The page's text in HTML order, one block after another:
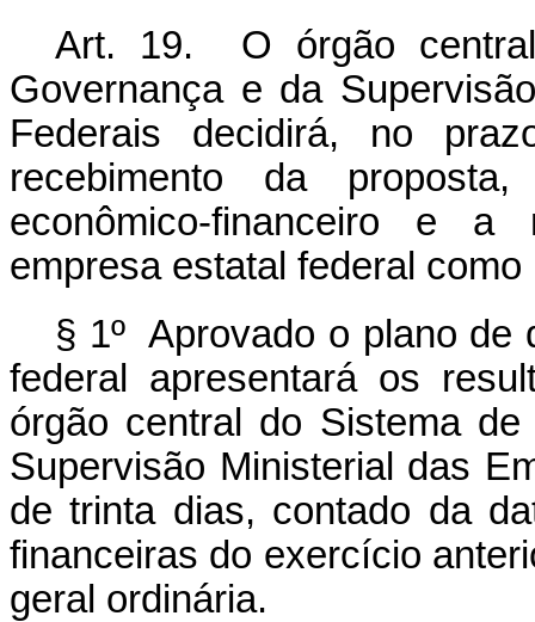
Art. 19. O órgão
Governança e da
Federais decidirá, no
recebimento da
econômico-financeiro e a
empresa estatal federal
§ 1º Aprovado o plano
federal apresentará os
órgão central do Sistema
Supervisão Ministerial das
de trinta dias, contado da
financeiras do exercício
geral ordinária.